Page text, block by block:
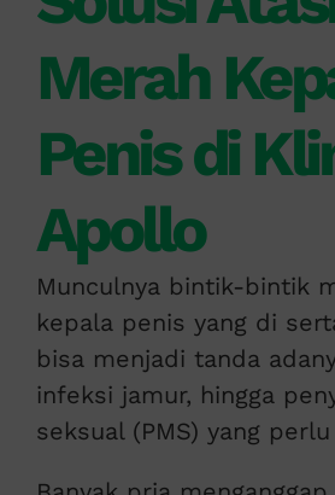
Merah
Penis di
Apollo
Munculnya bintik-bintik
kepala penis yang di
bisa menjadi tanda
infeksi jamur, hingga
seksual (PMS) yang